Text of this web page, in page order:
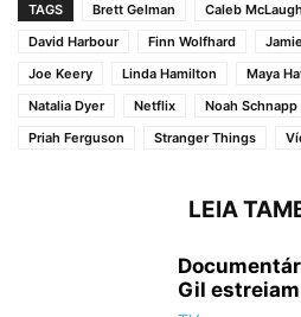
TAGS Brett Gelman Caleb
David Harbour
Finn Wolfhard
Joe Keery
Linda Hamilton Maya
Natalia Dyer
Netflix Noah Schnapp
Priah Ferguson
Stranger Things
LEIA
Gil